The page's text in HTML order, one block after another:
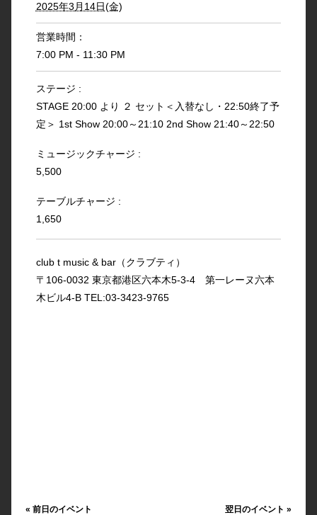
2025年3月14日(金)
営業時間：
7:00 PM - 11:30 PM
ステージ :
STAGE 20:00 より ２ セット＜入替なし・22:50終了予
定＞ 1st Show 20:00～21:10 2nd Show 21:40～22:50
ミュージックチャージ :
5,500
テーブルチャージ :
1,650
club t music & bar（クラブティ）
〒106-0032 東京都港区六本木5-3-4 第一レーヌ六本
木ビル4-B TEL:03-3423-9765
« 前日のイベント 翌日のイベント»